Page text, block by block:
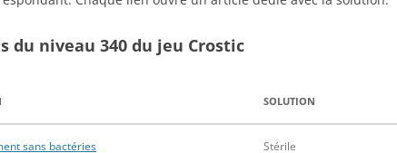
du niveau 340 du jeu Crostic
SOLUTION
sans bactéries Stérile